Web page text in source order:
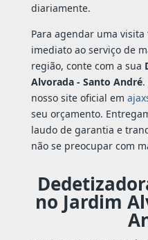
diariamente.
Para agendar uma
imediato ao serviço de
região, conte com a sua
Alvorada - Santo André.
nosso site oficial em
seu orçamento.
laudo de garantia e
não se preocupar com
no Jardim